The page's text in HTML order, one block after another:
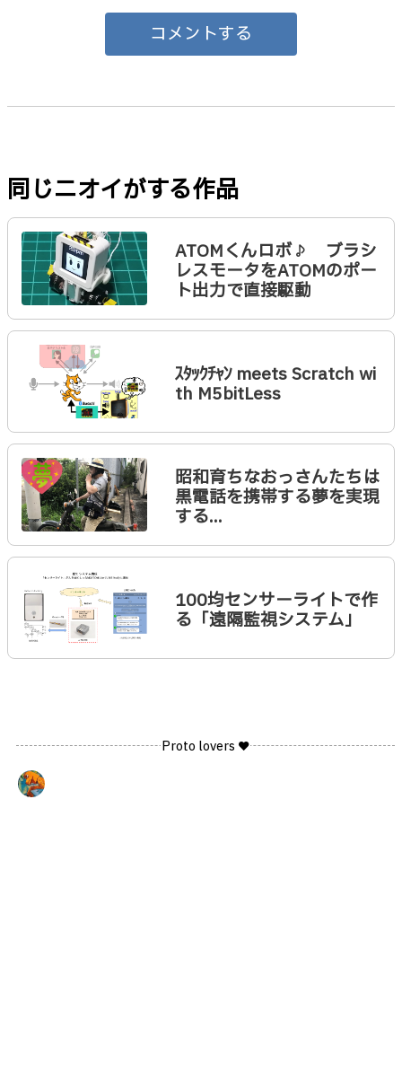
コメントする
同じニオイがする作品
ATOMくんロボ♪ ブラシ
レスモータをATOMのポー
ト出力で直接駆動
ｽﾀｯｸﾁｬﾝ meets Scratch wi
th M5bitLess
昭和育ちなおっさんたちは
黒電話を携帯する夢を実現
する...
100均センサーライトで作
る「遠隔監視システム」
Proto lovers ♥